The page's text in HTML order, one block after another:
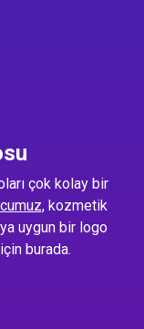
çok kolay bir
, kozmetik
uygun bir logo
burada.